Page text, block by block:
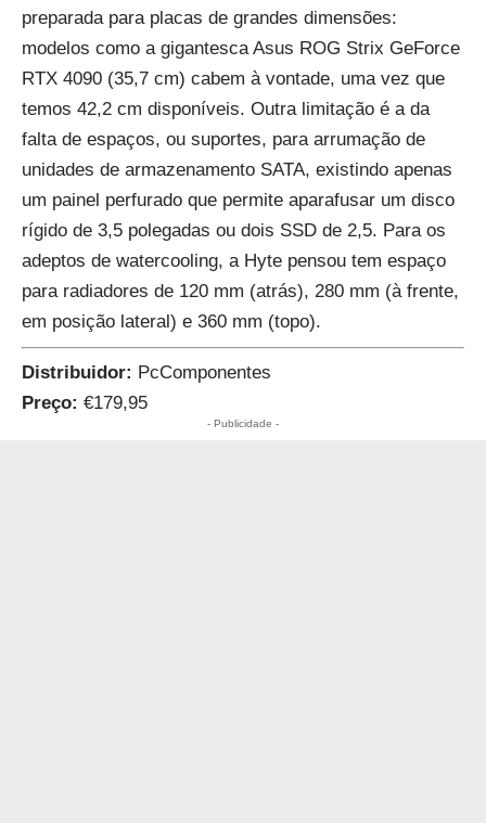
preparada para placas de grandes dimensões:
modelos como a gigantesca Asus ROG Strix GeForce
RTX 4090 (35,7 cm) cabem à vontade, uma vez que
temos 42,2 cm disponíveis. Outra limitação é a da
falta de espaços, ou suportes, para arrumação de
unidades de armazenamento SATA, existindo apenas
um painel perfurado que permite aparafusar um disco
rígido de 3,5 polegadas ou dois SSD de 2,5. Para os
adeptos de watercooling, a Hyte pensou tem espaço
para radiadores de 120 mm (atrás), 280 mm (à frente,
em posição lateral) e 360 mm (topo).
Distribuidor: PcComponentes
Preço: €179,95
- Publicidade -